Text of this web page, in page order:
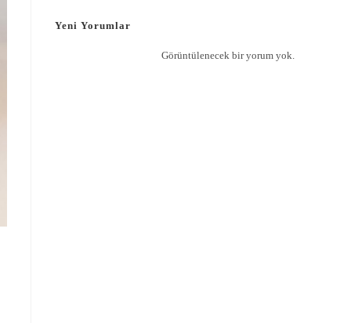
Yeni Yorumlar
Görüntülenecek bir yorum yok.